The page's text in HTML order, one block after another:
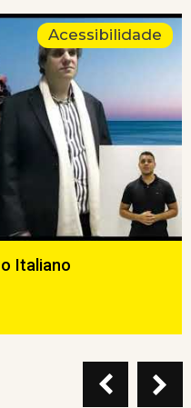
Acessibilidade
Italiano